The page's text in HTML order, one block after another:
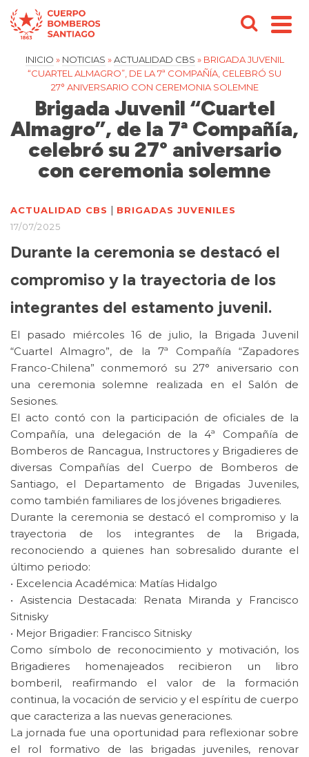
INICIO » NOTICIAS » ACTUALIDAD CBS » BRIGADA JUVENIL
“CUARTEL ALMAGRO”, DE LA 7ª COMPAÑÍA, CELEBRÓ SU
27° ANIVERSARIO CON CEREMONIA SOLEMNE
Brigada Juvenil “Cuartel
Almagro”, de la 7ª Compañía,
celebró su 27° aniversario
con ceremonia solemne
ACTUALIDAD CBS | BRIGADAS JUVENILES
17/07/2025
Durante la ceremonia se destacó el
compromiso y la trayectoria de los
integrantes del estamento juvenil.
El pasado miércoles 16 de julio, la Brigada Juvenil
“Cuartel Almagro”, de la 7ª Compañía “Zapadores
Franco-Chilena” conmemoró su 27° aniversario con
una ceremonia solemne realizada en el Salón de
Sesiones.
El acto contó con la participación de oficiales de la
Compañía, una delegación de la 4ª Compañía de
Bomberos de Rancagua, Instructores y Brigadieres de
diversas Compañías del Cuerpo de Bomberos de
Santiago, el Departamento de Brigadas Juveniles,
como también familiares de los jóvenes brigadieres.
Durante la ceremonia se destacó el compromiso y la
trayectoria de los integrantes de la Brigada,
reconociendo a quienes han sobresalido durante el
último periodo:
• Excelencia Académica: Matías Hidalgo
• Asistencia Destacada: Renata Miranda y Francisco
Sitnisky
• Mejor Brigadier: Francisco Sitnisky
Como símbolo de reconocimiento y motivación, los
Brigadieres homenajeados recibieron un libro
bomberil, reafirmando el valor de la formación
continua, la vocación de servicio y el espíritu de cuerpo
que caracteriza a las nuevas generaciones.
La jornada fue una oportunidad para reflexionar sobre
el rol formativo de las brigadas juveniles, renovar